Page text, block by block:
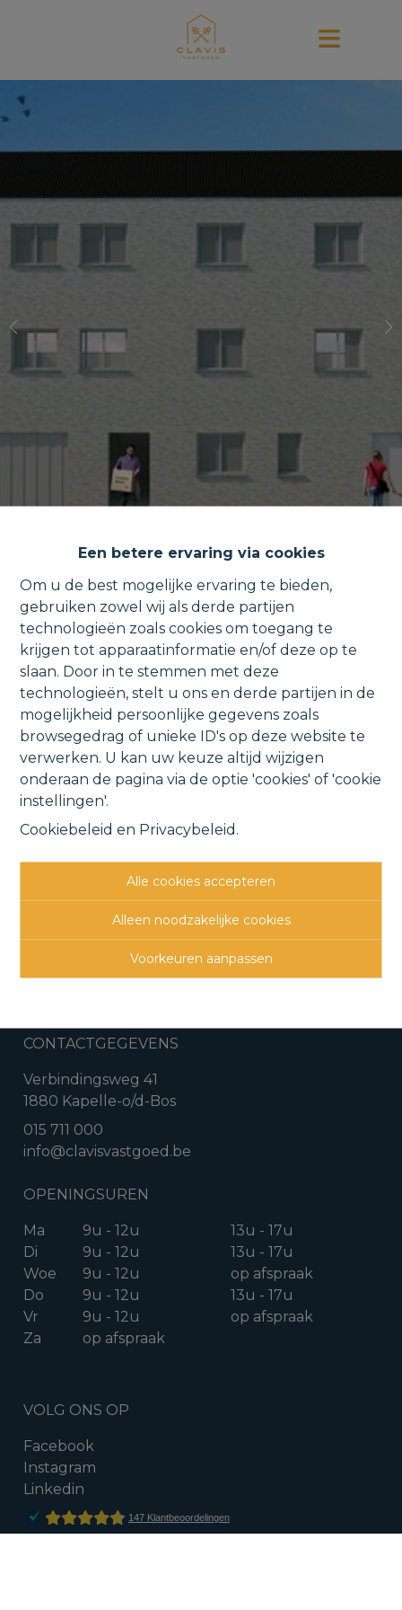
Een betere ervaring via cookies
Om u de best mogelijke ervaring te bieden,
gebruiken zowel wij als derde partijen
technologieën zoals cookies om toegang te
krijgen tot apparaatinformatie en/of deze op te
slaan. Door in te stemmen met deze
technologieën, stelt u ons en derde partijen in de
mogelijkheid persoonlijke gegevens zoals
browsegedrag of unieke ID's op deze website te
verwerken. U kan uw keuze altijd wijzigen
onderaan de pagina via de optie 'cookies' of 'cookie
instellingen'.
Cookiebeleid en Privacybeleid.
Alle cookies accepteren
Alleen noodzakelijke cookies
Voorkeuren aanpassen
Casco gelijkvloers appartement
met terras, tuin en parking.
Appeldonkstraat 185 0.2, 2830 Willebroek
VERKOCHT
Vorige Lijst Volgende
CONTACTGEGEVENS
Verbindingsweg 41
1880 Kapelle-o/d-Bos
015 711 000
info@clavisvastgoed.be
OPENINGSUREN
Ma 9u - 12u
13u - 17u
Di
9u - 12u
13u - 17u
Woe
9u - 12u
op afspraak
Do
9u - 12u
13u - 17u
Vr
9u - 12u
op afspraak
Za
op afspraak
VOLG ONS OP
Facebook
Instagram
Linkedin